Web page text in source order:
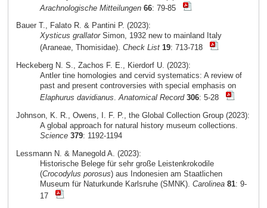
Arachnologische Mitteilungen 66: 79-85
Bauer T., Falato R. & Pantini P. (2023):
Xysticus grallatorSimon, 1932 new to mainland Italy
(Araneae, Thomisidae). Check List 19: 713-718
Heckeberg N. S., Zachos F. E., Kierdorf U. (2023):
Antler tine homologies and cervid systematics: A review of
past and present controversies with special emphasis on
Elaphurus davidianus.Anatomical Record 306: 5-28
Johnson, K. R., Owens, I. F. P., the Global Collection Group (2023):
A global approach for natural history museum collections.
Science 379: 1192-1194
Lessmann N. & Manegold A. (2023):
Historische Belege für sehr große Leistenkrokodile
(Crocodylus porosus) aus Indonesien am Staatlichen
Museum für Naturkunde Karlsruhe (SMNK). Carolinea 81: 9-
17